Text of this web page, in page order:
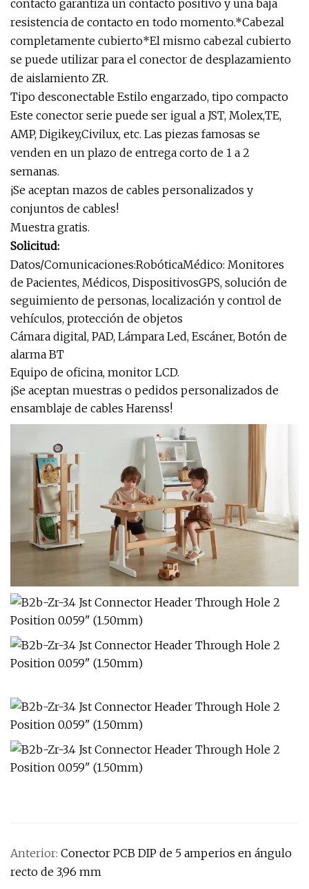
contacto garantiza un contacto positivo y una baja
resistencia de contacto en todo momento.*Cabezal
completamente cubierto*El mismo cabezal cubierto
se puede utilizar para el conector de desplazamiento
de aislamiento ZR.
Tipo desconectable Estilo engarzado, tipo compacto
Este conector serie puede ser igual a JST, Molex,TE,
AMP, Digikey,Civilux, etc. Las piezas famosas se
venden en un plazo de entrega corto de 1 a 2
semanas.
¡Se aceptan mazos de cables personalizados y
conjuntos de cables!
Muestra gratis.
Solicitud:
Datos/Comunicaciones:RobóticaMédico: Monitores
de Pacientes, Médicos, DispositivosGPS, solución de
seguimiento de personas, localización y control de
vehículos, protección de objetos
Cámara digital, PAD, Lámpara Led, Escáner, Botón de
alarma BT
Equipo de oficina, monitor LCD.
¡Se aceptan muestras o pedidos personalizados de
ensamblaje de cables Harenss!
Anterior: Conector PCB DIP de 5 amperios en ángulo
recto de 3,96 mm